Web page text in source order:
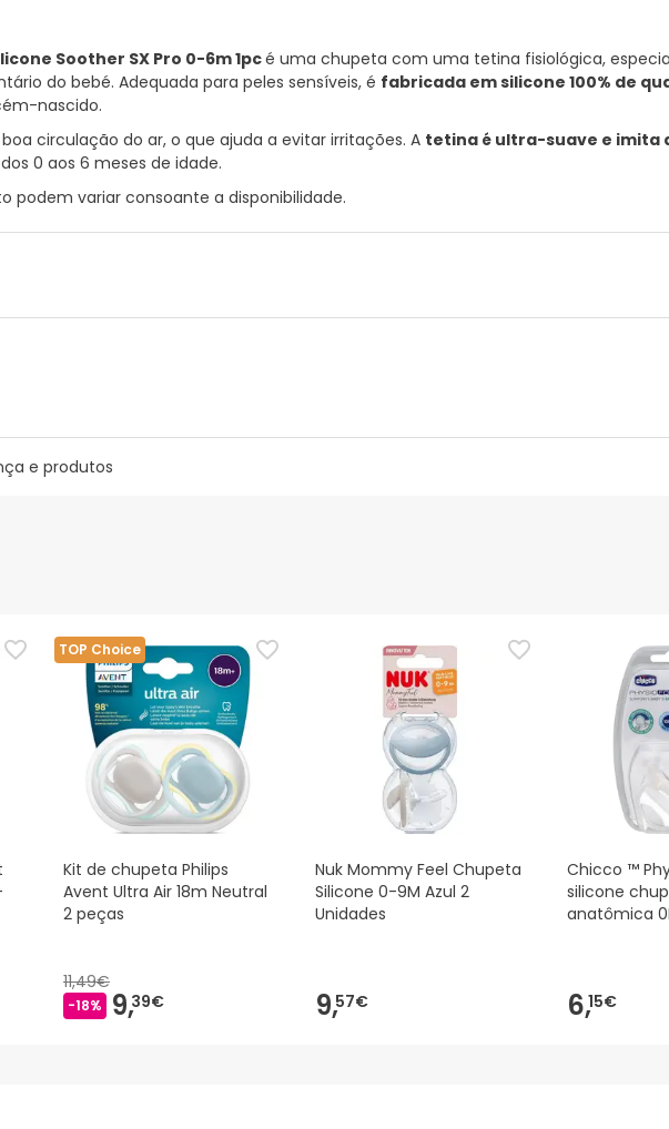
Soother SX Pro 0-6m 1pcé uma chupeta com uma tetina fisiológica,
do bebé. Adequada para peles sensíveis, é fabricada em silicone 100% de
nascido.
circulação do ar, o que ajuda a evitar irritações. A tetina é ultra-suave e imita
0 aos 6 meses de idade.
podem variar consoante a disponibilidade.
e produtos
de imagens de segurança para este produto, mas estamos a trabalhar nisso.
em contactar-nos. Além disso, se desejares, também podes devolver o produto
TOP Choice
Kit de chupeta Philips
Avent Ultra Air 18m Neutral
2 peças
11,49€
-18% 9,39€
Nuk Mommy Feel Chupeta
Silicone 0-9M Azul 2
Unidades
9,57€
Chicco ™
silicone
anatômica
6,15€